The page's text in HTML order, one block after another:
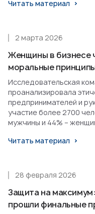
Читать материал
Женщины в бизнесе
моральные
2 марта 2026
Исследовательская
проанализировала
предпринимателей и
участие более 2700
мужчины и 44% –
Читать материал
Защита на
прошли финальные
28 февраля 2026